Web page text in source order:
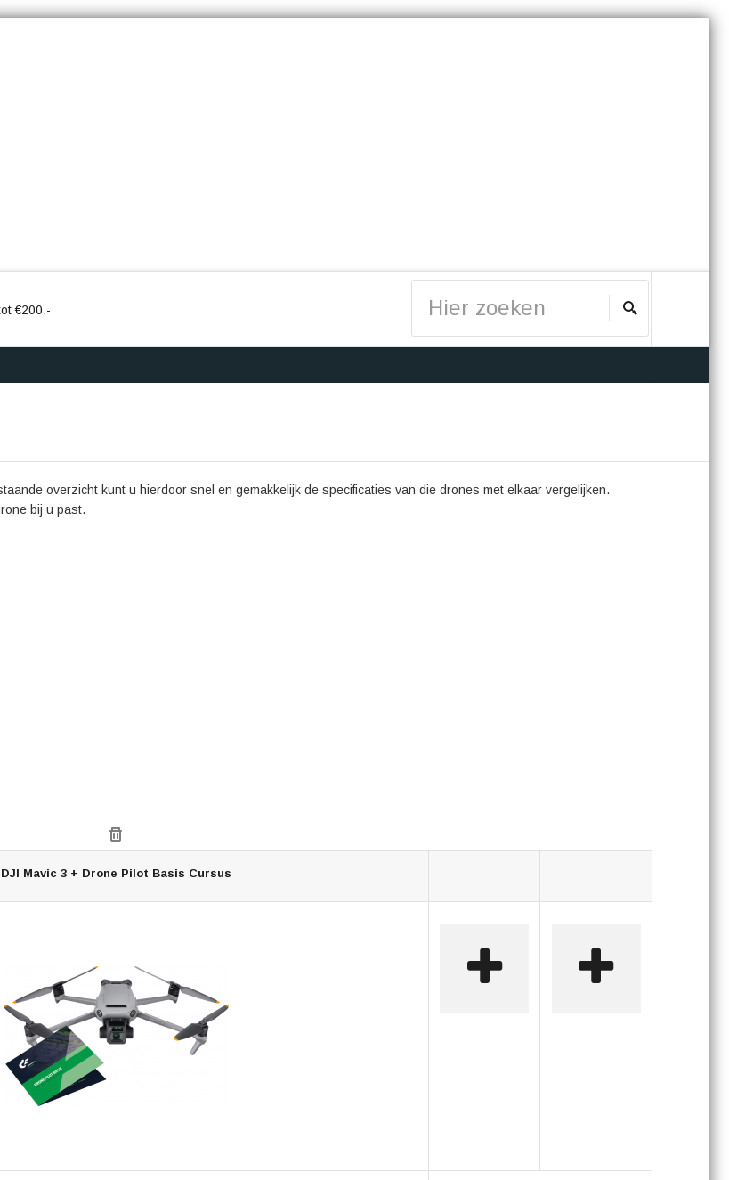
€200,-
overzicht kunt u hierdoor snel en gemakkelijk de specificaties van die drones met elkaar vergelijken.
bij u past.
DJI Mavic 3 + Drone Pilot Basis Cursus